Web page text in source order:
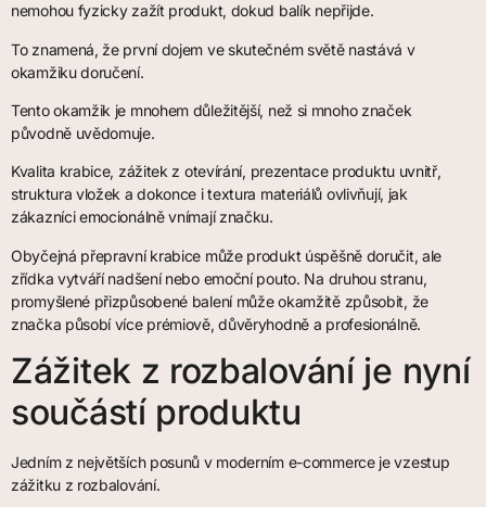
nemohou fyzicky zažít produkt, dokud balík nepřijde.
To znamená, že první dojem ve skutečném světě nastává v
okamžiku doručení.
Tento okamžik je mnohem důležitější, než si mnoho značek
původně uvědomuje.
Kvalita krabice, zážitek z otevírání, prezentace produktu uvnitř,
struktura vložek a dokonce i textura materiálů ovlivňují, jak
zákazníci emocionálně vnímají značku.
Obyčejná přepravní krabice může produkt úspěšně doručit, ale
zřídka vytváří nadšení nebo emoční pouto. Na druhou stranu,
promyšlené přizpůsobené balení může okamžitě způsobit, že
značka působí více prémiově, důvěryhodně a profesionálně.
Zážitek z rozbalování je nyní
součástí produktu
Jedním z největších posunů v moderním e-commerce je vzestup
zážitku z rozbalování.